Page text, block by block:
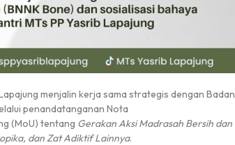
menjalin kerja sama strategis dengan Badan
penandatanganan Nota
(MoU) tentang Gerakan Aksi Madrasah Bersih dan
dan Zat Adiktif Lainnya.